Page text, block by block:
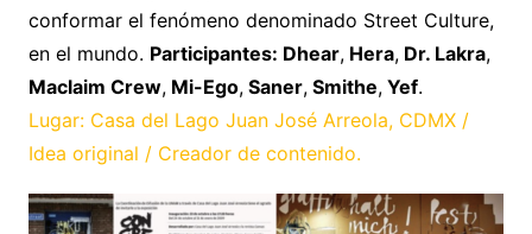
conformar el fenómeno denominado Street Culture,
en el mundo. Participantes: Dhear,Hera,Dr. Lakra,
Maclaim Crew,Mi-Ego,Saner,Smithe,Yef.
Lugar: Casa del Lago Juan José Arreola, CDMX /
Idea original / Creador de contenido.